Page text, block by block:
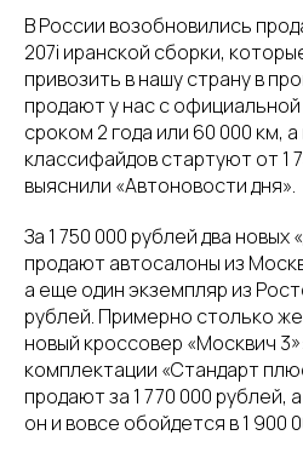
В России возобновились
207i иранской сборки,
привозить в нашу страну в
продают у нас с
сроком 2 года или 60 000 км,
классифайдов стартуют от 1
выяснили «Автоновости дня».
За 1 750 000 рублей два новых
продают автосалоны из
а еще один экземпляр из
рублей. Примерно столько
новый кроссовер «Москвич
комплектации «Стандарт
продают за 1 770 000 рублей,
он и вовсе обойдется в 1 900